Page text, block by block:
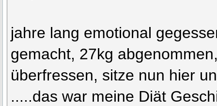
jahre lang emotional
gemacht, 27kg
überfressen, sitze nun hier
.....das war meine Diät